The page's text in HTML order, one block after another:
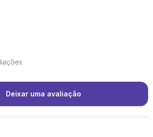
Deixar uma avaliação